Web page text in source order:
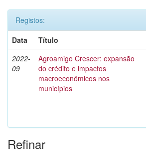
Registos:
Data
Título
2022-
09
Agroamigo Crescer: expansão
do crédito e impactos
macroeconômicos nos
municípios
Refinar